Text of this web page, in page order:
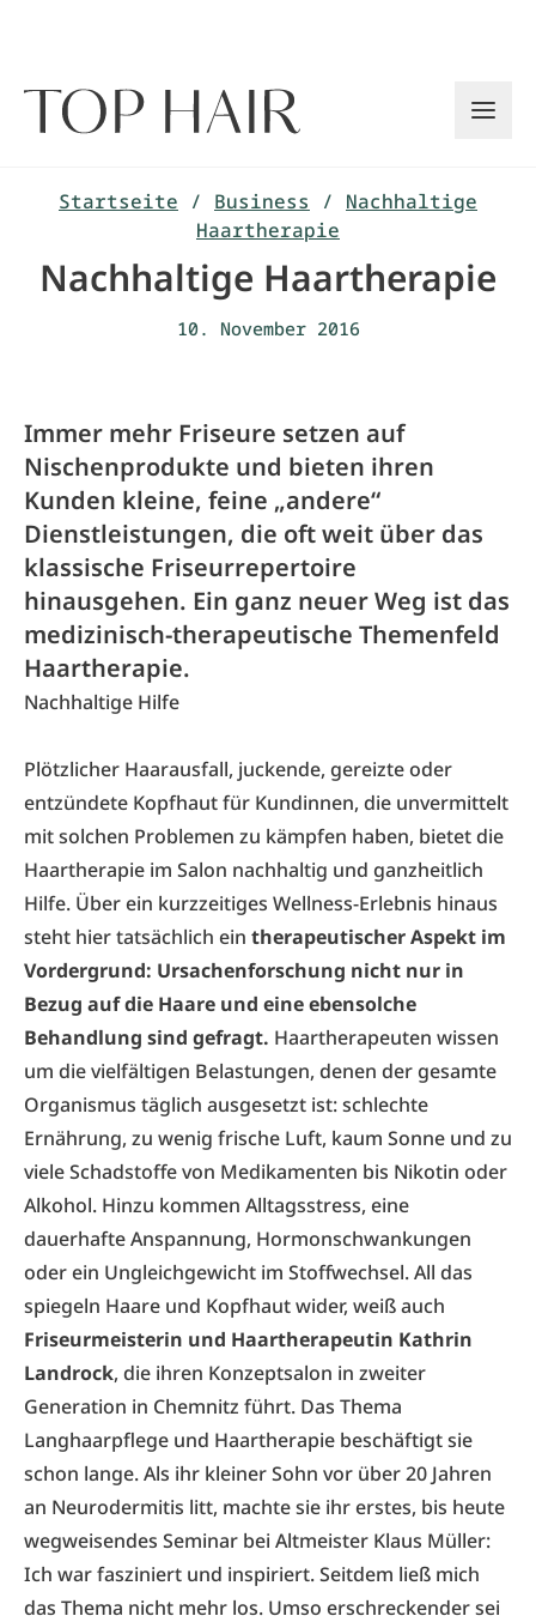
Startseite / Business / Nachhaltige
Haartherapie
Nachhaltige Haartherapie
10. November 2016
Immer mehr Friseure setzen auf
Nischenprodukte und bieten ihren
Kunden kleine, feine „andere“
Dienstleistungen, die oft weit über das
klassische Friseurrepertoire
hinausgehen. Ein ganz neuer Weg ist das
medizinisch-therapeutische Themenfeld
Haartherapie.
Nachhaltige Hilfe
Plötzlicher Haarausfall, juckende, gereizte oder
entzündete Kopfhaut für Kundinnen, die unvermittelt
mit solchen Problemen zu kämpfen haben, bietet die
Haartherapie im Salon nachhaltig und ganzheitlich
Hilfe. Über ein kurzzeitiges Wellness-Erlebnis hinaus
steht hier tatsächlich ein therapeutischer Aspekt im
Vordergrund: Ursachenforschung nicht nur in
Bezug auf die Haare und eine ebensolche
Behandlung sind gefragt. Haartherapeuten wissen
um die vielfältigen Belastungen, denen der gesamte
Organismus täglich ausgesetzt ist: schlechte
Ernährung, zu wenig frische Luft, kaum Sonne und zu
viele Schadstoffe von Medikamenten bis Nikotin oder
Alkohol. Hinzu kommen Alltagsstress, eine
dauerhafte Anspannung, Hormonschwankungen
oder ein Ungleichgewicht im Stoffwechsel. All das
spiegeln Haare und Kopfhaut wider, weiß auch
Friseurmeisterin und Haartherapeutin Kathrin
Landrock, die ihren Konzeptsalon in zweiter
Generation in Chemnitz führt. Das Thema
Langhaarpflege und Haartherapie beschäftigt sie
schon lange. Als ihr kleiner Sohn vor über 20 Jahren
an Neurodermitis litt, machte sie ihr erstes, bis heute
wegweisendes Seminar bei Altmeister Klaus Müller:
Ich war fasziniert und inspiriert. Seitdem ließ mich
das Thema nicht mehr los. Umso erschreckender sei